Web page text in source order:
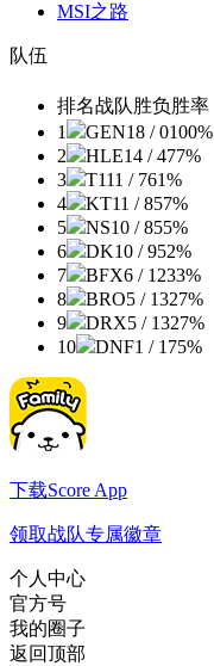
MSI之路
队伍
排名战队胜负胜率
1
GEN18 / 0100%
2
HLE14 / 477%
3
T111 / 761%
4
KT11 / 857%
5
NS10 / 855%
6
DK10 / 952%
7
BFX6 / 1233%
8
BRO5 / 1327%
9
DRX5 / 1327%
10
DNF1 / 175%
下载Score App
领取战队专属徽章
个人中心
官方号
我的圈子
返回顶部